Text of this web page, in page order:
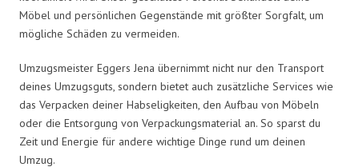
Möbel und persönlichen Gegenstände mit größter Sorgfalt, um
mögliche Schäden zu vermeiden.
Umzugsmeister Eggers Jena übernimmt nicht nur den Transport
deines Umzugsguts, sondern bietet auch zusätzliche Services wie
das Verpacken deiner Habseligkeiten, den Aufbau von Möbeln
oder die Entsorgung von Verpackungsmaterial an. So sparst du
Zeit und Energie für andere wichtige Dinge rund um deinen
Umzug.